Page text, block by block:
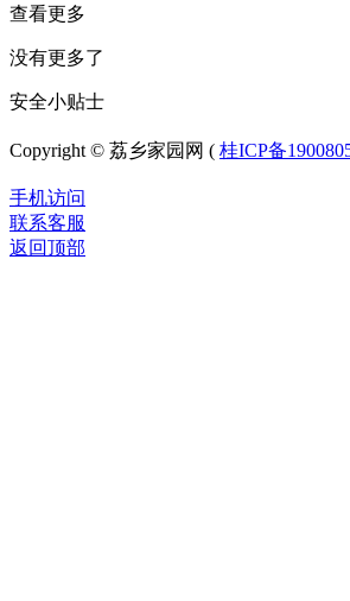
查看更多
没有更多了
安全小贴士
Copyright © 荔乡家园网 ( 桂ICP备
手机访问
联系客服
返回顶部